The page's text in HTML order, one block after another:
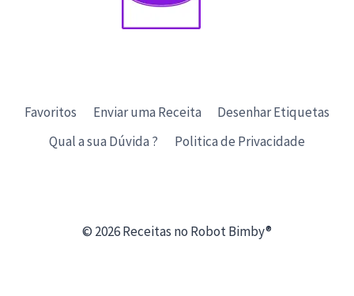
Favoritos Enviar uma Receita
Desenhar Etiquetas
Qual a sua Dúvida ?
Politica de Privacidade
© 2026 Receitas no Robot Bimby®